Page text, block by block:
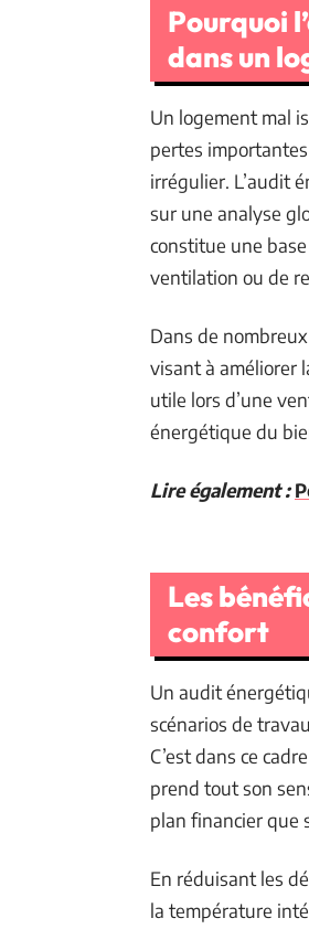
Pourquoi
dans un
Un logement mal
pertes
irrégulier. L’audit
sur une analyse
constitue une
ventilation ou de
Dans de
visant à améliorer
utile lors d’une
énergétique du
Lire également :
Les
confort
Un audit
scénarios de
C’est dans ce
prend tout son
plan financier que
En réduisant les
la température